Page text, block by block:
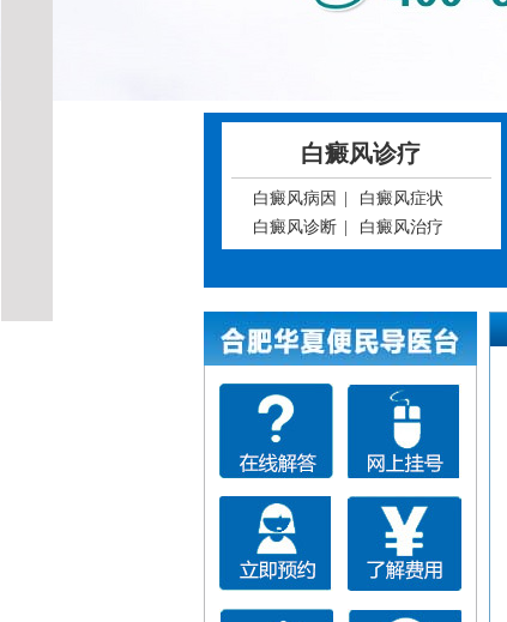
白癜风诊疗
白癜风病因
白癜风症状
白癜风诊断
白癜风治疗